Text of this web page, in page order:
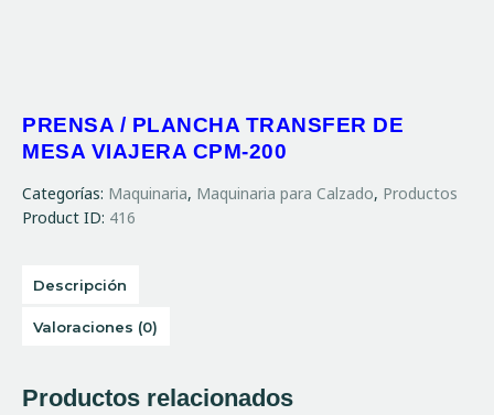
PRENSA / PLANCHA TRANSFER DE
MESA VIAJERA CPM-200
Categorías: Maquinaria, Maquinaria para Calzado, Productos
Product ID: 416
Descripción
Valoraciones (0)
Productos relacionados